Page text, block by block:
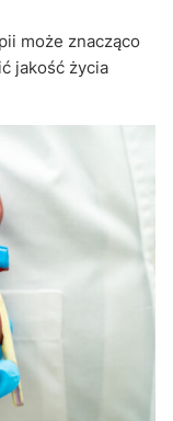
może znacząco
jakość życia